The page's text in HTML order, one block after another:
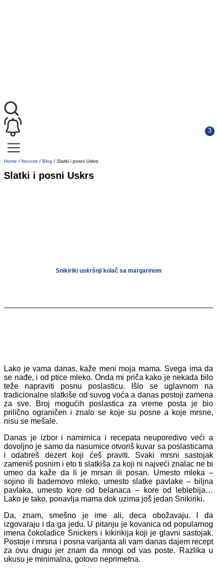
Home / Novosti / Blog / Slatki i posni Uskrs
Slatki i posni Uskrs
Snikiriki uskršnji kolač sa margarinom
Lako je vama danas, kaže meni moja mama. Svega ima da
se nađe, i od ptice mleko. Onda mi priča kako je nekada bilo
teže napraviti posnu poslasticu. Išlo se uglavnom na
tradicionalne slatkiše od suvog voća a danas postoji zamena
za sve. Broj mogućih poslastica za vreme posta je bio
prilično ograničen i znalo se koje su posne a koje mrsne,
nisu se mešale.
Danas je izbor i namirnica i recepata neuporedivo veći a
dovoljno je samo da nasumice otvoriš kuvar sa poslasticama
i odabreš dezert koji ćeš praviti. Svaki mrsni sastojak
zameniš posnim i eto ti slatkiša za koji ni najveći znalac ne bi
umeo da kaže da li je mrsan ili posan. Umesto mleka –
sojino ili bademovo mleko, umesto slatke pavlake – biljna
pavlaka, umesto kore od belanaca – kore od leblebija…
Lako je tako, ponavlja mama dok uzima još jedan Snikiriki.
Da, znam, smešno je ime ali, deca obožavaju. I da
izgovaraju i da ga jedu. U pitanju je kovanica od popularnog
imena čokoladice Snickers i kikirikija koji je glavni sastojak.
Postoje i mrsna i posna varijanta ali vam danas dajem recept
za ovu drugu jer znam da mnogi od vas poste. Razlika u
ukusu je minimalna, gotovo neprimetna.